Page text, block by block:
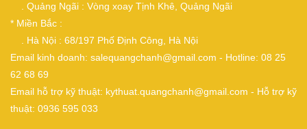
. Quảng Ngãi : Vòng xoay Tịnh Khê, Quảng Ngãi
* Miền Bắc :
. Hà Nội : 68/197 Phố Định Công, Hà Nội
Email kinh doanh: salequangchanh@gmail.com - Hotline: 08 25
62 68 69
Email hỗ trợ kỹ thuật: kythuat.quangchanh@gmail.com - Hỗ trợ kỹ
thuật: 0936 595 033